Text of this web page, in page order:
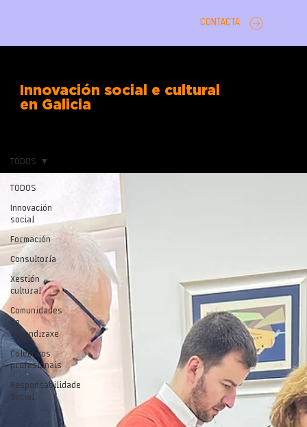
CONTACTA
Innovación social e cultural
en Galicia
TODOS
Innovación
social
Formación
Consultoría
Xestión
cultural
Comunidades
de
aprendizaxe
Colectivos
profesionais
Responsabilidade
Social
TODOS